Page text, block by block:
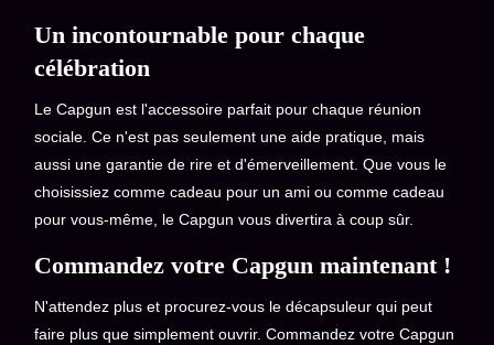
Un incontournable pour chaque
célébration
Le Capgun est l'accessoire parfait pour chaque réunion
sociale. Ce n'est pas seulement une aide pratique, mais
aussi une garantie de rire et d'émerveillement. Que vous le
choisissiez comme cadeau pour un ami ou comme cadeau
pour vous-même, le Capgun vous divertira à coup sûr.
Commandez votre Capgun maintenant !
N'attendez plus et procurez-vous le décapsuleur qui peut
faire plus que simplement ouvrir. Commandez votre Capgun